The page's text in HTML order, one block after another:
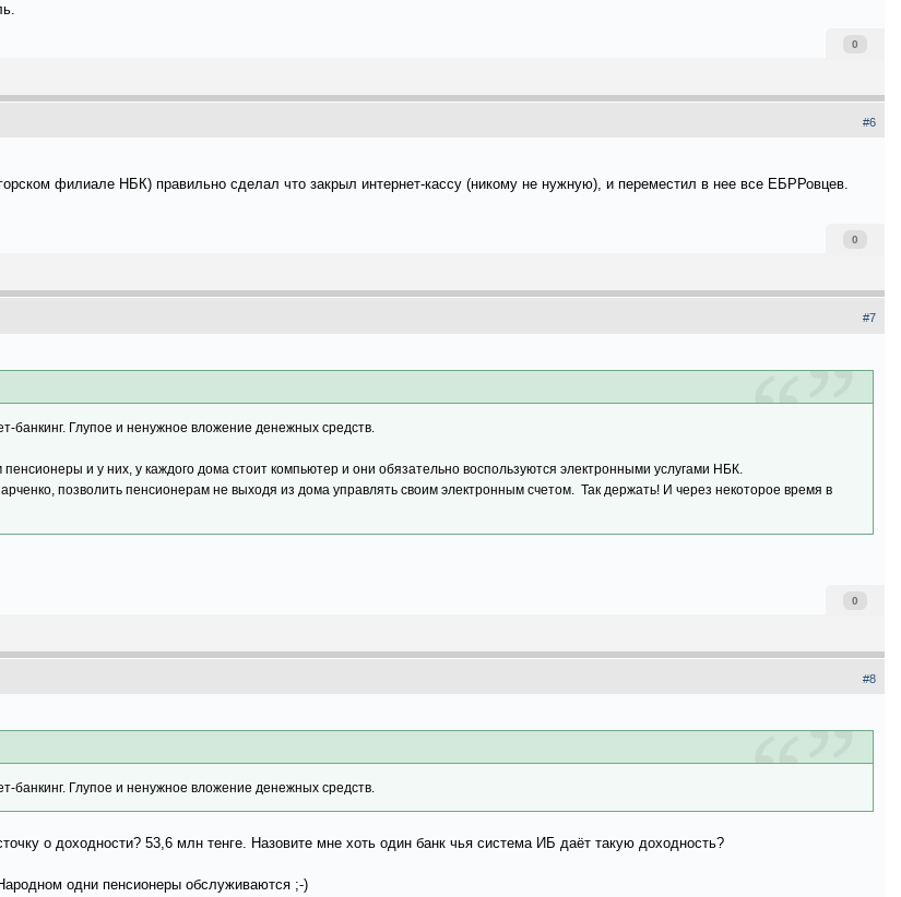
0
#6
филиале НБК) правильно сделал что закрыл интернет-кассу (никому не нужную), и переместил в нее все ЕБРРовцев.
0
#7
банкинг. Глупое и ненужное вложение денежных средств.
пенсионеры и у них, у каждого дома стоит компьютер и они обязательно воспользуются электронными услугами НБК.
позволить пенсионерам не выходя из дома управлять своим электронным счетом. Так держать! И через некоторое время в
0
#8
банкинг. Глупое и ненужное вложение денежных средств.
о доходности? 53,6 млн тенге. Назовите мне хоть один банк чья система ИБ даёт такую доходность?
одни пенсионеры обслуживаются ;-)